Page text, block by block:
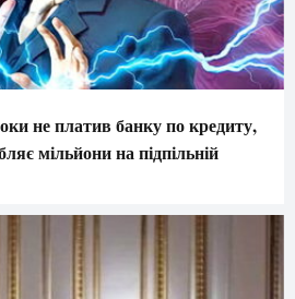
не платив банку по кредиту,
мільйони на підпільній